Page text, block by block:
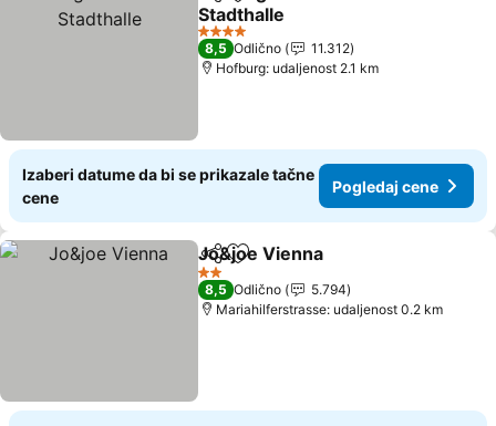
Stadthalle
4 Zvezdice
8,5 Odlično
11.312
Hofburg: udaljenost 2.1 km
Izaberi datume da bi se prikazale tačne
cene
Pogledaj cene
Deli Dodati u favorite
Jo&joe Vienna
2 Zvezdice
8,5 Odlično
5.794
Mariahilferstrasse: udaljenost 0.2 km